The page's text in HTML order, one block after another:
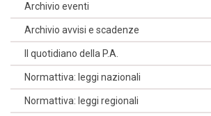
Archivio eventi
Archivio avvisi e scadenze
Il quotidiano della P.A.
Normattiva: leggi nazionali
Normattiva: leggi regionali